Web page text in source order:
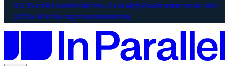
MCP-natiivi kontekstikerros. Tekoälytyökalut ammentavat aina
päällä olevasta organisaatiomuistista.